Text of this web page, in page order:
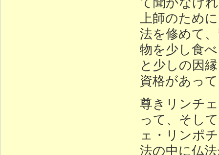
上師のため
法を修めて
物を少し食
と少しの因
資格があっ
尊きリンチ
って、そし
ェ・リンポ
法の中に仏